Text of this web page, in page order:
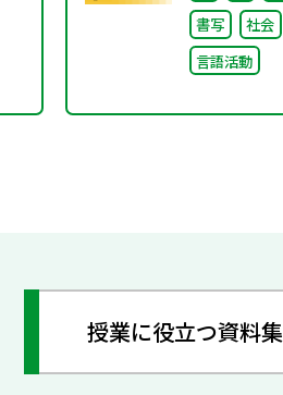
書写
社会
言語活動
授業に役立つ資料集